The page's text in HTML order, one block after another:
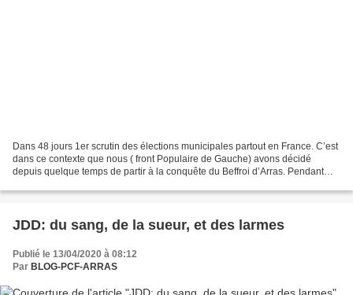
Dans 48 jours 1er scrutin des élections municipales partout en France. C’est
dans ce contexte que nous ( front Populaire de Gauche) avons décidé
depuis quelque temps de partir à la conquête du Beffroi d’Arras. Pendant
JDD: du sang, de la sueur, et des larmes
Publié le 13/04/2020 à 08:12
Par BLOG-PCF-ARRAS